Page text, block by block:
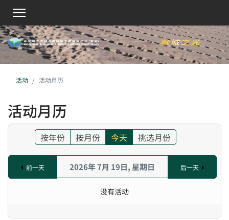
活动 活动月历
活动月历
按年份 按月份 今天 挑选月份
前一天 2026年 7月 19日, 星期日 后一天
没有活动